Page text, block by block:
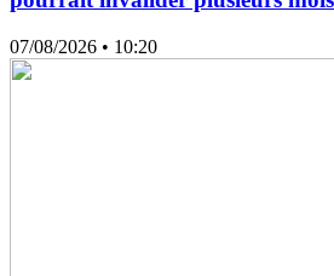
07/08/2026 • 10:20